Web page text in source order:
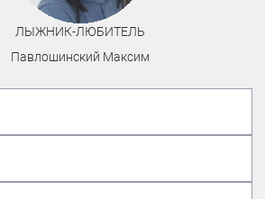
ЛЫЖНИК-ЛЮБИТЕЛЬ
Павлошинский Максим